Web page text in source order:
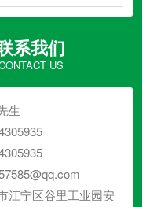
系我们
US
生
江宁区谷里工业园安